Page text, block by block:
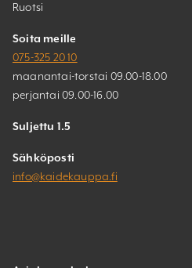
Ruotsi
Soita meille
075-325 20 10
maanantai-torstai 09.00-18.00
perjantai 09.00-16.00
Suljettu 1.5
Sähköposti
info@kaidekauppa.fi